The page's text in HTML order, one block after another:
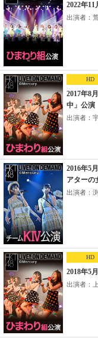
2022年
出演者：
HD
2017年8
中」公演
出演者：
2016年5
アターの
出演者：
HD
2018年5
出演者：